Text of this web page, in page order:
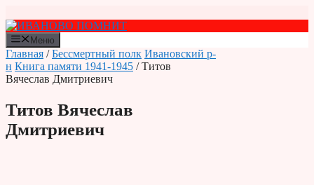
к
содержимому
Меню
Главная /Бессмертный полк Ивановский р-
н Книга памяти 1941-1945 / Титов
Вячеслав Дмитриевич
Титов Вячеслав
Дмитриевич